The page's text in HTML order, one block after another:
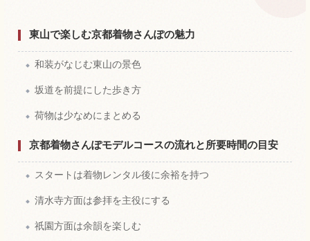
体験を探す↗
東山で楽しむ京都着物さんぽの魅力
和装がなじむ東山の景色
坂道を前提にした歩き方
荷物は少なめにまとめる
京都着物さんぽモデルコースの流れと所要時間の目安
スタートは着物レンタル後に余裕を持つ
清水寺方面は参拝を主役にする
祇園方面は余韻を楽しむ